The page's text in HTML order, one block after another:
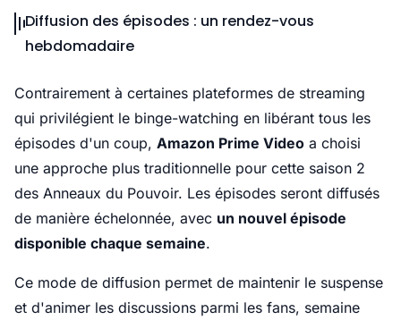
Diffusion des épisodes : un rendez-vous
hebdomadaire
Contrairement à certaines plateformes de streaming
qui privilégient le binge-watching en libérant tous les
épisodes d'un coup, Amazon Prime Video a choisi
une approche plus traditionnelle pour cette saison 2
des Anneaux du Pouvoir. Les épisodes seront diffusés
de manière échelonnée, avec un nouvel épisode
disponible chaque semaine.
Ce mode de diffusion permet de maintenir le suspense
et d'animer les discussions parmi les fans, semaine